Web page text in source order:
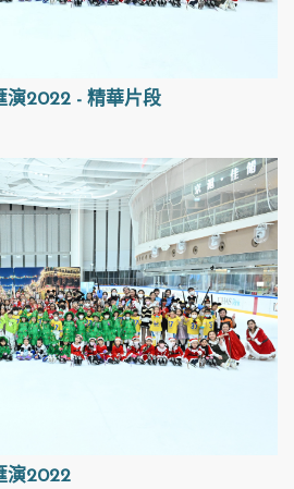
演2022 - 精華片段
演2022